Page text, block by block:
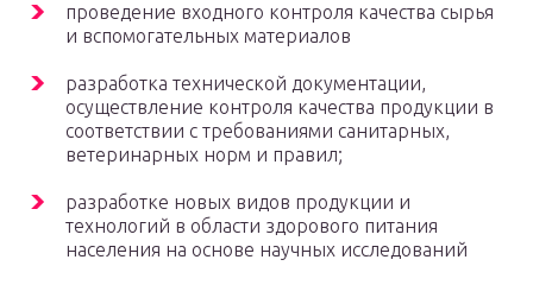
проведение входного контроля качества сырья
и вспомогательных материалов
разработка технической документации,
осуществление контроля качества продукции в
соответствии с требованиями санитарных,
ветеринарных норм и правил;
разработке новых видов продукции и
технологий в области здорового питания
населения на основе научных исследований